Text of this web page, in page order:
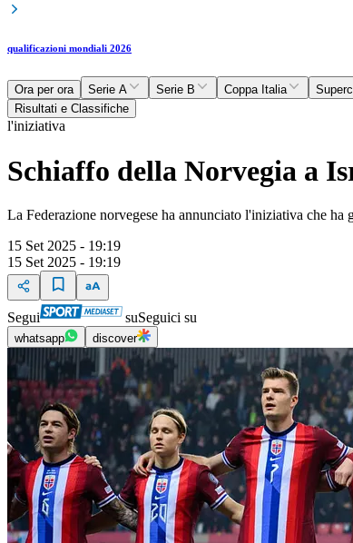
qualificazioni mondiali 2026
Ora per ora Serie A Serie B Coppa Italia
Risultati e Classifiche
l'iniziativa
Schiaffo della Norvegia a
La Federazione norvegese ha annunciato l'iniziativa che
15 Set 2025 - 19:19
15 Set 2025 - 19:19
Segui suSeguici su
whatsapp discover